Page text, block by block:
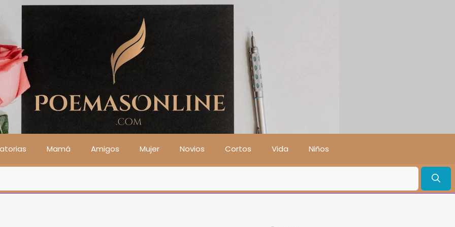
Mamá Amigos Mujer Novios Cortos Vida Niños